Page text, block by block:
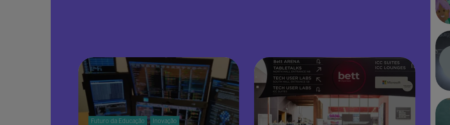
Futuro da Educação Inovação